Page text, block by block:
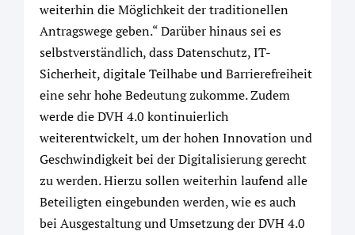
weiterhin die Möglichkeit der traditionellen
Antragswege geben.“ Darüber hinaus sei es
selbstverständlich, dass Datenschutz, IT-
Sicherheit, digitale Teilhabe und Barrierefreiheit
eine sehr hohe Bedeutung zukomme. Zudem
werde die DVH 4.0 kontinuierlich
weiterentwickelt, um der hohen Innovation und
Geschwindigkeit bei der Digitalisierung gerecht
zu werden. Hierzu sollen weiterhin laufend alle
Beteiligten eingebunden werden, wie es auch
bei Ausgestaltung und Umsetzung der DVH 4.0